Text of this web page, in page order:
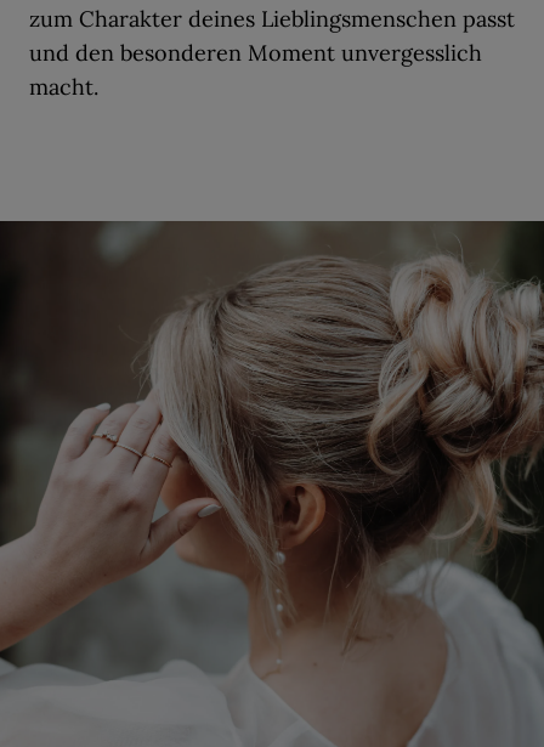
zum Charakter deines Lieblingsmenschen passt
und den besonderen Moment unvergesslich
macht.